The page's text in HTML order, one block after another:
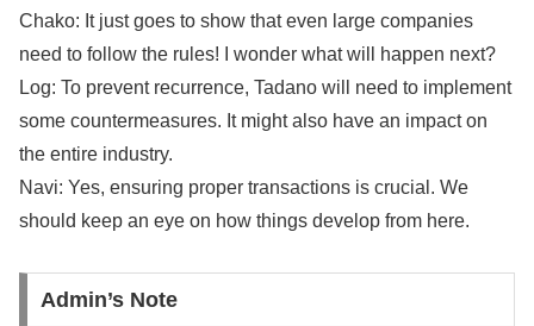
Chako: It just goes to show that even large companies
need to follow the rules! I wonder what will happen next?
Log: To prevent recurrence, Tadano will need to implement
some countermeasures. It might also have an impact on
the entire industry.
Navi: Yes, ensuring proper transactions is crucial. We
should keep an eye on how things develop from here.
Admin’s Note